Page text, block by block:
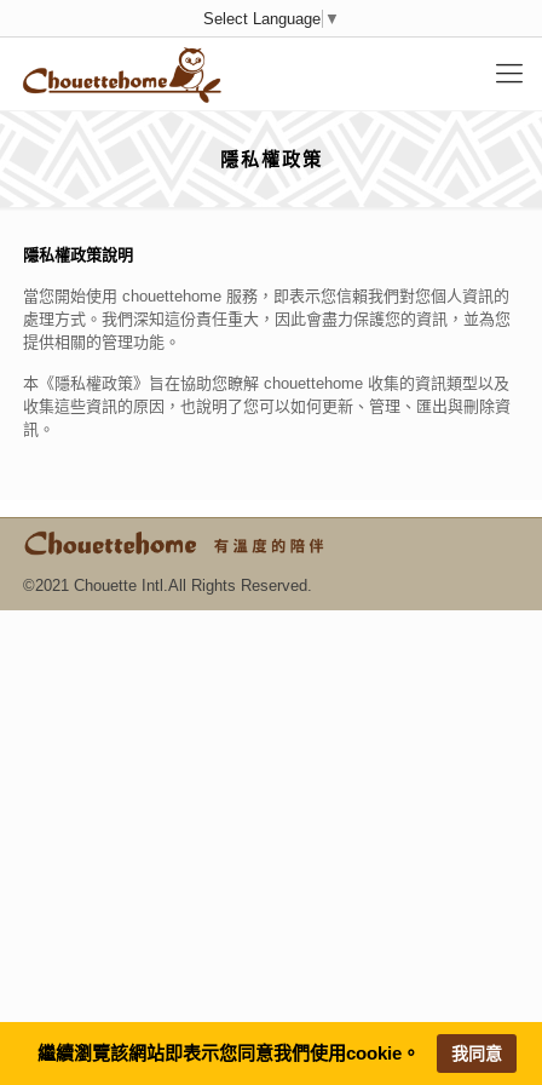
Select Language ▼
隱私權政策
隱私權政策說明
當您開始使用 chouettehome 服務，即表示您信賴我們對您個人資訊的
處理方式。我們深知這份責任重大，因此會盡力保護您的資訊，並為您
提供相關的管理功能。
本《隱私權政策》旨在協助您瞭解 chouettehome 收集的資訊類型以及
收集這些資訊的原因，也說明了您可以如何更新、管理、匯出與刪除資
訊。
©2021 Chouette Intl.All Rights Reserved.
繼續瀏覽該網站即表示您同意我們使用cookie。 我同意